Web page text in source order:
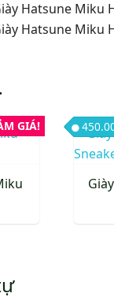
GIÁ!
tại là: 2.050.000₫.